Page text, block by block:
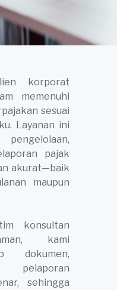
korporat
memenuhi
sesuai
Layanan ini
pajak
akurat—baik
maupun
konsultan
kami
dokumen,
pelaporan
sehingga